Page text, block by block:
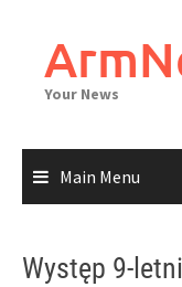
content
Your News
Main Menu
Występ 9-